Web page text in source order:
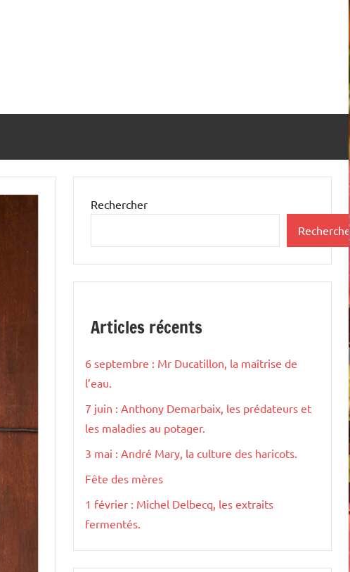
Rechercher
Articles récents
6 septembre : Mr Ducatillon, la maîtrise de
l’eau.
7 juin : Anthony Demarbaix, les prédateurs et
les maladies au potager.
3 mai : André Mary, la culture des haricots.
Fête des mères
1 février : Michel Delbecq, les extraits
fermentés.